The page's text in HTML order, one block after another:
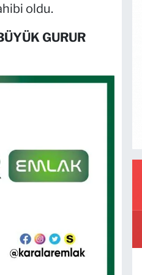
oldu.
GURUR